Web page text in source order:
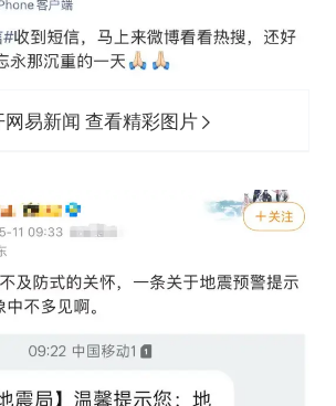
网易新闻 查看精彩图片